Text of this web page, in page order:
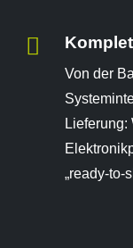
Von der
„ready-to-